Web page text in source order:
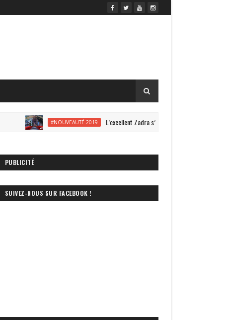
#NOUVEAUTÉ 2019 L’excellent Zadra s’offre une vidéo onride à
PUBLICITÉ
SUIVEZ-NOUS SUR FACEBOOK !